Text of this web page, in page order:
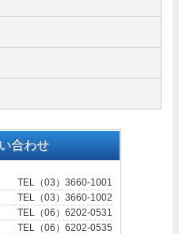
合わせ
TEL（03）3660-1001
TEL（03）3660-1002
TEL（06）6202-0531
TEL（06）6202-0535